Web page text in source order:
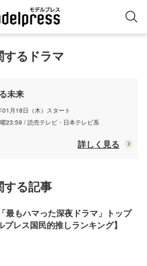
するドラマ
未来
月18日（木）スタート
23:59 / 読売テレビ・日本テレビ系
詳しく見る
する記事
最もハマった深夜ドラマ」トップ
プレス国民的推しランキング】